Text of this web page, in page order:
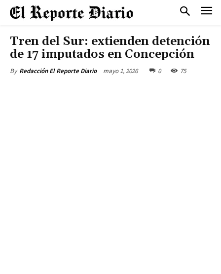
Tren del Sur: extienden detención
de 17 imputados en Concepción
By Redacción El Reporte Diario mayo 1, 2026 0 75